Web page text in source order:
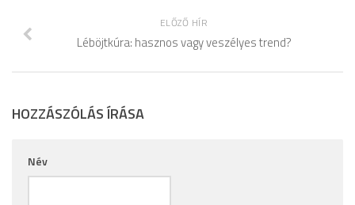
ELŐZŐ HÍR
Léböjtkúra: hasznos vagy veszélyes trend?
HOZZÁSZÓLÁS ÍRÁSA
Név